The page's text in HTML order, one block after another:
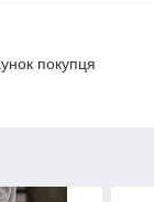
покупця